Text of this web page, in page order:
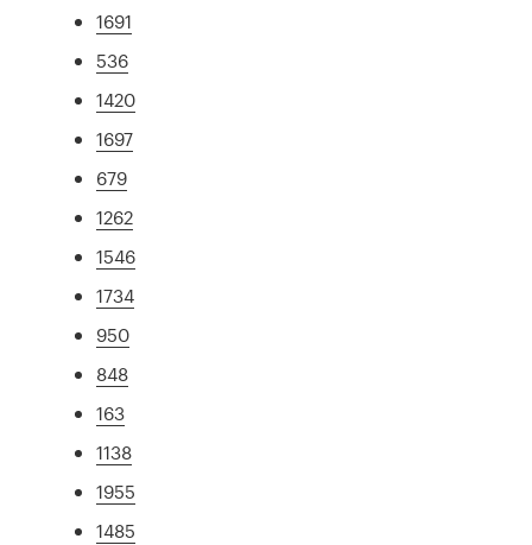
1691
536
1420
1697
679
1262
1546
1734
950
848
163
1138
1955
1485